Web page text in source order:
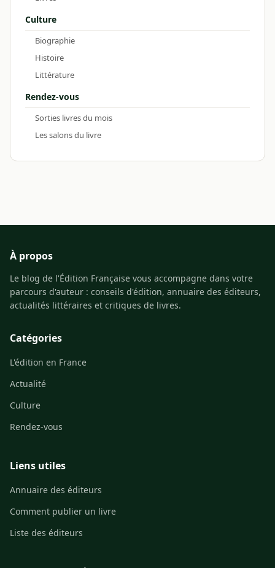
Culture
Biographie
Histoire
Littérature
Rendez-vous
Sorties livres du mois
Les salons du livre
À propos
Le blog de l'Édition Française vous accompagne dans votre
parcours d'auteur : conseils d'édition, annuaire des éditeurs,
actualités littéraires et critiques de livres.
Catégories
L'édition en France
Actualité
Culture
Rendez-vous
Liens utiles
Annuaire des éditeurs
Comment publier un livre
Liste des éditeurs